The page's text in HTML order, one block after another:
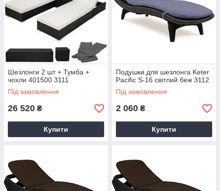
Шезлонги 2 шт + Тумба +
чохли 401500 3111
Під замовлення
26 520 ₴
Купити
Подушки для шезлонга Keter
Pacific S-16 світлий беж 3112
Під замовлення
2 060 ₴
Купити